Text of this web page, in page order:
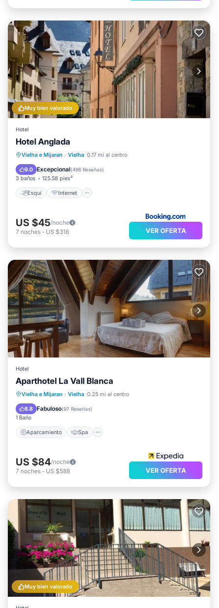
Muy bien valorado
Hotel
Hotel Anglada
Vielha e Mijaran · Vielha 0.17 mi al centro
9.0 Excepcional(496 Reseñas)
3 baños 125.58 pies²
Esquí Internet
Esquí Internet
Apto para niños
TV
US $45/noche
7 noches - US $316 VER OFERTA
Hotel
Aparthotel La Vall Blanca
Vielha e Mijaran · Vielha 0.25 mi al centro
8.8 Fabuloso(97 Reseñas)
1 Baño
Aparcamiento Spa
Aparcamiento Spa
Balcón/Terraza
US $84/noche
7 noches - US $588 VER OFERTA
Muy bien valorado